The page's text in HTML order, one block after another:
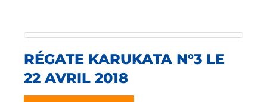
RÉGATE KARUKATA N°3 LE
22 AVRIL 2018